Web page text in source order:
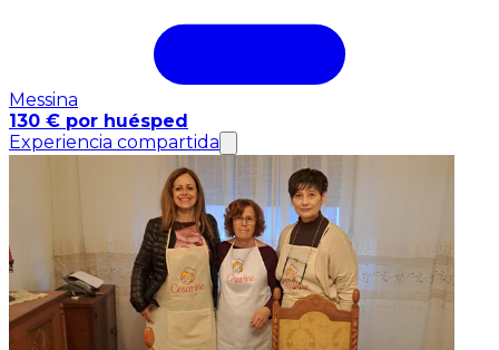
Messina
130 € por huésped
Experiencia compartida